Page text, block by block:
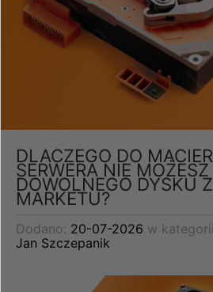
DLACZEGO DO
SERWERA NIE
DOWOLNEGO DYSKU Z
MARKETU?
Dodano: 20-07-2026 w
Jan Szczepanik